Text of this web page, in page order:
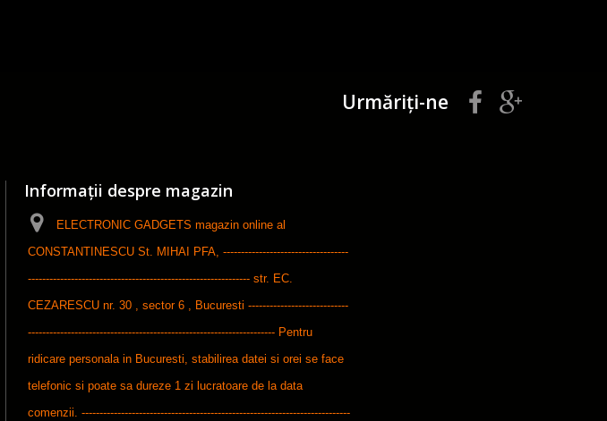
Urmăriți-ne
Informații despre magazin
ELECTRONIC GADGETS magazin online al
CONSTANTINESCU St. MIHAI PFA, -----------------------------------
-------------------------------------------------------------- str. EC.
CEZARESCU nr. 30 , sector 6 , Bucuresti ----------------------------
--------------------------------------------------------------------- Pentru
ridicare personala in Bucuresti, stabilirea datei si orei se face
telefonic si poate sa dureze 1 zi lucratoare de la data
comenzii. ---------------------------------------------------------------------------